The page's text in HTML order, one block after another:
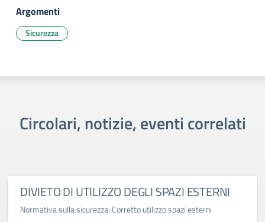
Argomenti
Sicurezza
Circolari, notizie, eventi correlati
DIVIETO DI UTILIZZO DEGLI SPAZI ESTERNI
Normativa sulla sicurezza: Corretto utilizzo spazi esterni